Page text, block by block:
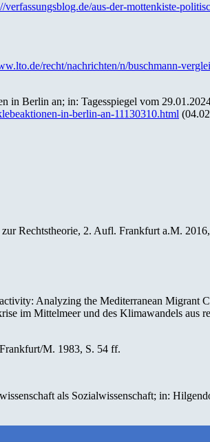
verfassungsblog.de/aus-der-mottenkiste-
recht/nachrichten/n/buschmann-
in Berlin an; in: Tagesspiegel vom
in-berlin-an-11130310.html
Rechtstheorie, 2. Aufl. Frankfurt a.M.
Analyzing the Mediterranean Migrant
im Mittelmeer und des Klimawandels aus
M. 1983, S. 54 ff.
als Sozialwissenschaft; in: